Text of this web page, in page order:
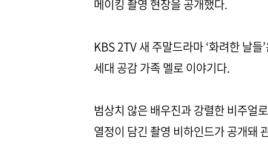
메이킹 촬영 현장을 공개했다.
KBS 2TV 새 주말드라마 ‘화려한 날
세대 공감 가족 멜로 이야기다.
범상치 않은 배우진과 강렬한 비주얼
열정이 담긴 촬영 비하인드가 공개돼